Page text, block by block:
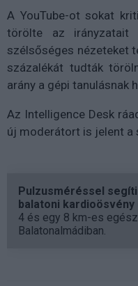
A YouTube-ot sokat
törölte az irányzatait
szélsőséges nézeteket
százalékát tudták
arány a gépi tanulásnak
Az Intelligence Desk
új moderátort is jelent a
Pulzusméréssel
balatoni kardioösvény
4 és egy 8 km-es
Balatonalmádiban.